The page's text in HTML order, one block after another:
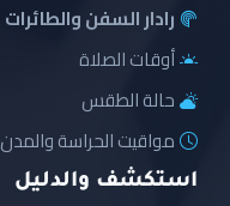
رادار السفن والطائرات
أوقات الصلاة
حالة الطقس
مواقيت الحراسة والمدن
استكشف والدليل